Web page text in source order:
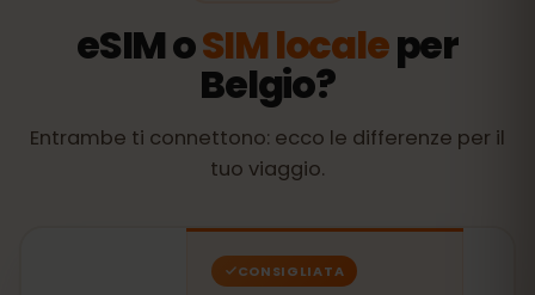
eSIM oSIM localeper
Belgio?
Entrambe ti connettono: ecco le differenze per il
tuo viaggio.
CONSIGLIATA